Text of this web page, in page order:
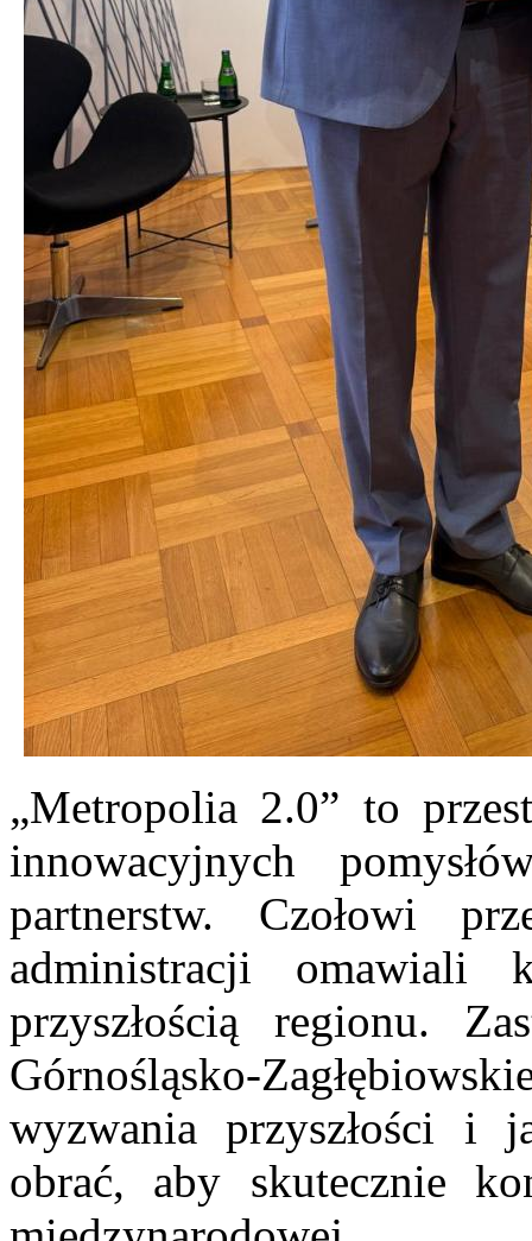
„Metropolia 2.0” to
innowacyjnych
partnerstw. Czołowi
administracji omawiali
przyszłością regionu.
Górnośląsko-
wyzwania przyszłości i
obrać, aby skutecznie